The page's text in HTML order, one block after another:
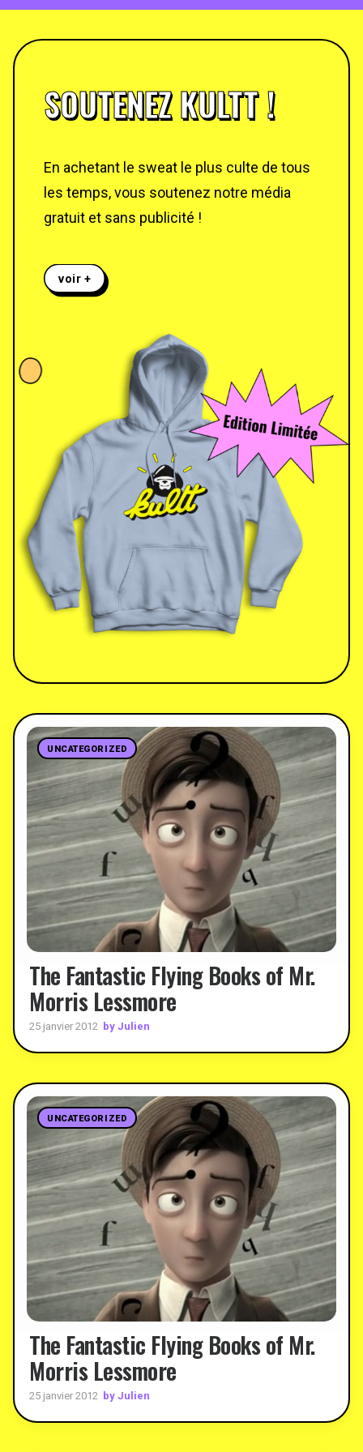
SOUTENEZ KULTT !
En achetant le sweat le plus culte de tous
les temps, vous soutenez notre média
gratuit et sans publicité !
voir +
UNCATEGORIZED
The Fantastic Flying Books of Mr.
Morris Lessmore
25 janvier 2012 by Julien
UNCATEGORIZED
The Fantastic Flying Books of Mr.
Morris Lessmore
25 janvier 2012 by Julien